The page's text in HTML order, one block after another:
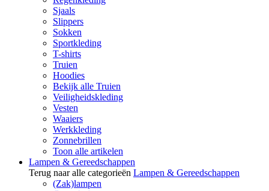
Sjaals
Slippers
Sokken
Sportkleding
T-shirts
Truien
Hoodies
Bekijk alle Truien
Veiligheidskleding
Vesten
Waaiers
Werkkleding
Zonnebrillen
Toon alle artikelen
Lampen & Gereedschappen
Terug naar alle categorieën Lampen & Gereedschappen
(Zak)lampen